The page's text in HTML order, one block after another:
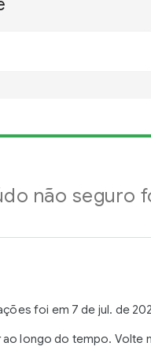
não seguro
foi em 7 de jul. de
longo do tempo. Volte